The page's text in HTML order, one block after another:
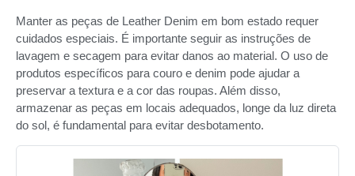
Manter as peças de Leather Denim em bom estado requer
cuidados especiais. É importante seguir as instruções de
lavagem e secagem para evitar danos ao material. O uso de
produtos específicos para couro e denim pode ajudar a
preservar a textura e a cor das roupas. Além disso,
armazenar as peças em locais adequados, longe da luz direta
do sol, é fundamental para evitar desbotamento.